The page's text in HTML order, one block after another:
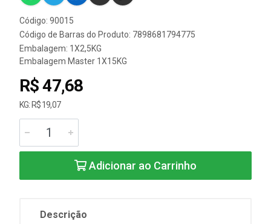
Código: 90015
Código de Barras do Produto: 7898681794775
Embalagem: 1X2,5KG
Embalagem Master 1X15KG
R$ 47,68
KG: R$ 19,07
Adicionar ao Carrinho
Descrição